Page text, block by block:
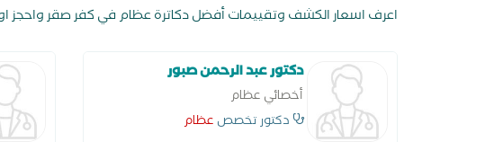
اعرف اسعار الكشف وتقييمات أفضل دكاترة عظام في كفر صقر واحجز
دكتور عبد الرحمن صبور
أخصائي عظام
دكتور تخصص عظام